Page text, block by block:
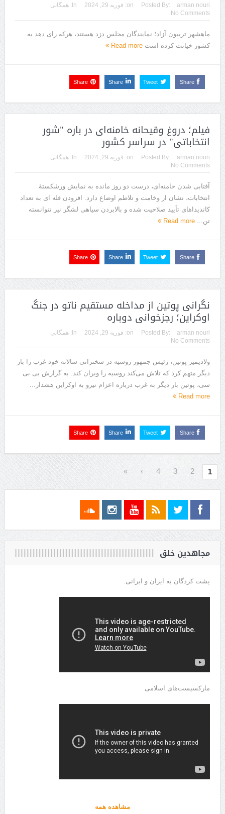
Posted By: arman nouri
on: فوریه 29, 2024 In:
همگانی
No Comments
ماهشهر تریبون آزاد؛ نمایندگان مجلس دزد هستند، هرکه رای دهد به
کشور خیانت کرده است Read more
Share
Tweet
Share
Share
فیلم؛ دروغ وقیحانه خامنه‌ای در باره "شور
انتخاباتی" در سراسر کشور
Posted By: arman nouri
on: فوریه 29, 2024 In:
همگانی
No Comments
آفتابی شدن خامنه‌ای، درست دو روز مانده به نمایش ورشکستهٔ
انتخابات، نشان از وخامت و تلاطم اوضاع دارد. افزودن فله‌ ای به تعداد
کاندیداهای تأیید صلاحیت شده و بالابردن سیاهی لشگر نیز نتوانسته
تن... Read more
Share
Tweet
Share
Share
نگرانی پوتین از مداخله مستقیم ناتو در جنگ
اوکراین؛ رجزخوانی دوباره
Posted By: arman nouri
on: فوریه 29, 2024 In:
همگانی
No Comments
ولادیمیر پوتین، رئیس جمهور روسیه در سخنرانی سالانه خود غرب را بار
دیگر متهم کرد که تلاش می‌کند روسیه را ویران کند. به گزارش بی بی
سی، پوتین بار دیگر به غرب درباره اعزام نیرو به اوکراین هشدار...
Read more
Share
Tweet
Share
Share
1
2
3
4
›
»
مجاهدین خلق
پشت کردگان به ایران و ایرانی.
مارکسیست‌های اسلامی
مشاهده همه